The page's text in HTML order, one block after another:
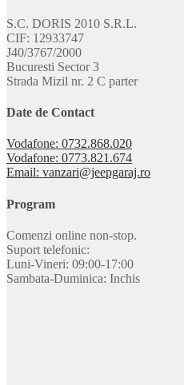
S.C. DORIS 2010 S.R.L.
CIF: 12933747
J40/3767/2000
Bucuresti Sector 3
Strada Mizil nr. 2 C parter
Date de Contact
Vodafone: 0732.868.020
Vodafone: 0773.821.674
Email: vanzari@jeepgaraj.ro
Program
Comenzi online non-stop.
Suport telefonic:
Luni-Vineri: 09:00-17:00
Sambata-Duminica: Inchis